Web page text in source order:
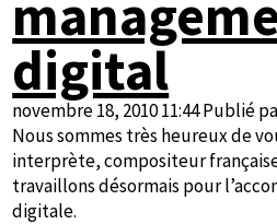
digital
novembre 18, 2010 11:44Publié
Nous sommes très heureux de
interprète, compositeur
travaillons désormais pour
digitale.